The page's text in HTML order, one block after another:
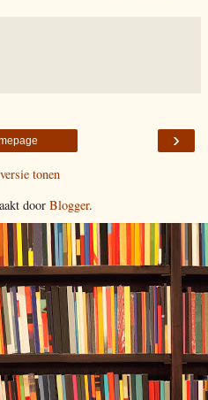
›
tonen
door Blogger.